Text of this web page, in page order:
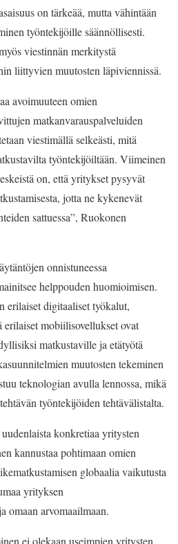
on tärkeää, mutta vähintään
työntekijöille säännöllisesti.
viestinnän merkitystä
liittyvien muutosten läpiviennissä.
avoimuuteen omien
matkanvarauspalveluiden
viestimällä selkeästi, mitä
työntekijöiltään. Viimeinen
on, että yritykset pysyvät
jotta ne kykenevät
sattuessa”, Ruokonen
onnistuneessa
helppouden huomioimisen.
erilaiset digitaaliset työkalut,
erilaiset mobiilisovellukset ovat
matkustaville ja etätyötä
muutosten tekeminen
teknologian avulla lennossa, mikä
työntekijöiden tehtävälistalta.
konkretiaa yritysten
kannustaa pohtimaan omien
globaalia vaikutusta
yrityksen
omaan arvomaailmaan.
ei olekaan useimpien yritysten